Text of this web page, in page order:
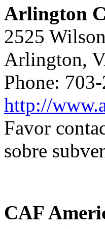
Arlington
2525
Arlington,
Phone:
http://
Favor
sobre
CAF